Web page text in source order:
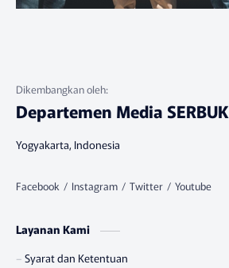
Departemen Media SERBUK
Yogyakarta, Indonesia
Layanan Kami
Syarat dan Ketentuan